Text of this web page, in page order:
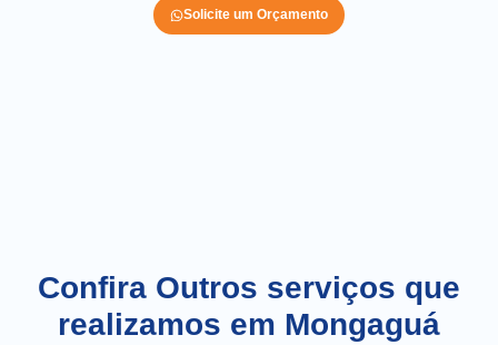
Solicite um Orçamento
Confira Outros serviços que
realizamos em Mongaguá